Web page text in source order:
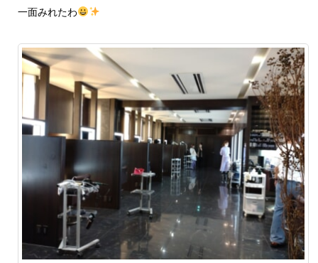
一面みれたわ